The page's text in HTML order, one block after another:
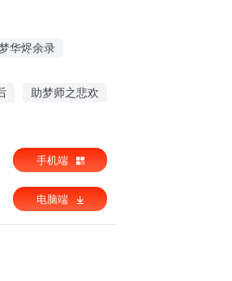
华烬余录
助梦师之悲欢
手机端
电脑端